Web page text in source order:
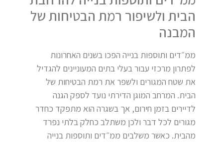
הבית ולשיפור רמת הבטיחות של
המבנה
ממ״דים ותוספות בנייה הפכו בשנים האחרונות
לפתרון מרכזי עבור בעלי בתים המעוניינים להגדיל
את שטח המגורים ולשפר את רמת הבטיחות של
הבית. המרחב המוגן הדירתי נועד לספק הגנה
לדיירים בזמן חירום, אך בשגרה הוא מתפקד כחדר
מגורים לכל דבר ולכן משתלב כחלק בלתי נפרד
מהבית. כאשר משלבים ממ״דים ותוספות בנייה